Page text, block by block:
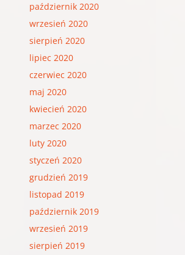
październik 2020
wrzesień 2020
sierpień 2020
lipiec 2020
czerwiec 2020
maj 2020
kwiecień 2020
marzec 2020
luty 2020
styczeń 2020
grudzień 2019
listopad 2019
październik 2019
wrzesień 2019
sierpień 2019